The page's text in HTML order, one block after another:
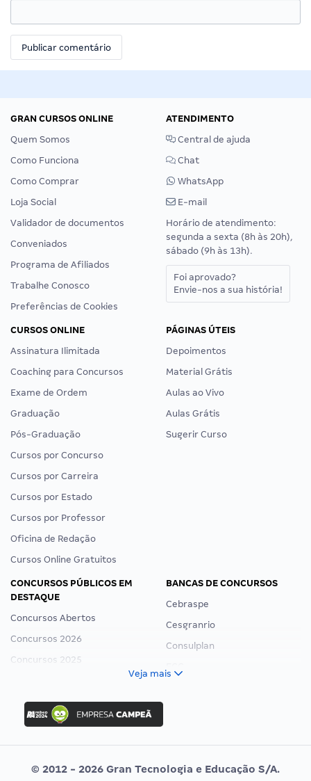
GRAN CURSOS ONLINE
Quem Somos
Como Funciona
Como Comprar
Loja Social
Validador de documentos
Conveniados
Programa de Afiliados
Trabalhe Conosco
Preferências de Cookies
ATENDIMENTO
Central de ajuda
Chat
WhatsApp
E-mail
Horário de atendimento:
segunda a sexta (8h às 20h),
sábado (9h às 13h).
Foi aprovado?
Envie-nos a sua história!
CURSOS ONLINE
Assinatura Ilimitada
Coaching para Concursos
Exame de Ordem
Graduação
Pós-Graduação
Cursos por Concurso
Cursos por Carreira
Cursos por Estado
Cursos por Professor
Oficina de Redação
Cursos Online Gratuitos
PÁGINAS ÚTEIS
Depoimentos
Material Grátis
Aulas ao Vivo
Aulas Grátis
Sugerir Curso
CONCURSOS PÚBLICOS EM
DESTAQUE
Concursos Abertos
Concursos 2026
Concursos 2025
Concurso Ibama
Concurso MPU
Editais publicados
BANCAS DE CONCURSOS
Cebraspe
Cesgranrio
Consulplan
Vunesp
Veja mais
© 2012 - 2026 Gran Tecnologia e Educação S/A.